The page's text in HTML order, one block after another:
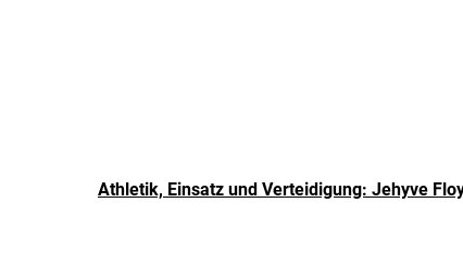
Athletik, Einsatz und Verteidigung: Jehyve